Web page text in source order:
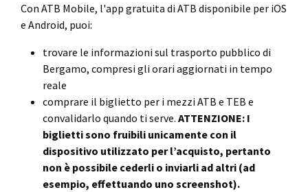
Con ATB Mobile, l'app gratuita di ATB disponibile per iOS
e Android, puoi:
trovare le informazioni sul trasporto pubblico di
Bergamo, compresi gli orari aggiornati in tempo
reale
comprare il biglietto per i mezzi ATB e TEB e
convalidarlo quando ti serve. ATTENZIONE: I
biglietti sono fruibili unicamente con il
dispositivo utilizzato per l’acquisto, pertanto
non è possibile cederli o inviarli ad altri (ad
esempio, effettuando uno screenshot).